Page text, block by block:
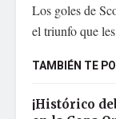
Los goles de
el triunfo que
TAMBIÉN TE
¡Histórico